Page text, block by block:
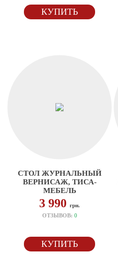
КУПИТЬ
СТОЛ ЖУРНАЛЬНЫЙ
ВЕРНИСАЖ, ТИСА-
МЕБЕЛЬ
3 990грн.
ОТЗЫВОВ: 0
КУПИТЬ